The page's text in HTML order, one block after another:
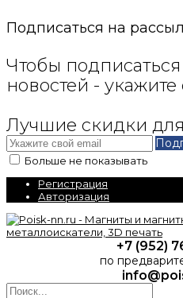
Подписаться на
Чтобы
новостей -
Лучшие скидки
Больше не показывать
Регистрация
Авторизация
+7 (952)
по